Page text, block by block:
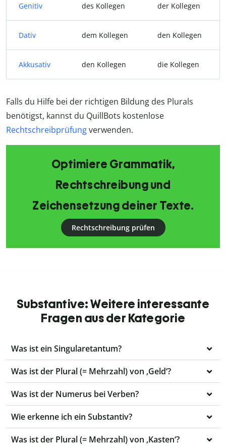
Genitiv des Kollegen der Kollegen
Dativ dem Kollegen den Kollegen
Akkusativ den Kollegen die Kollegen
Falls du Hilfe bei der richtigen Bildung des Plurals
benötigst, kannst du QuillBots kostenlose
Rechtschreibprüfungverwenden.
Optimiere Grammatik,
Rechtschreibung und
Zeichensetzung deiner Texte.
Rechtschreibung prüfen
Substantive: Weitere interessante
Fragen aus der Kategorie
Was ist ein Singularetantum?
Was ist der Plural (= Mehrzahl) von ‚Geld‘?
Was ist der Numerus bei Verben?
Wie erkenne ich ein Substantiv?
Was ist der Plural (= Mehrzahl) von ‚Kasten‘?